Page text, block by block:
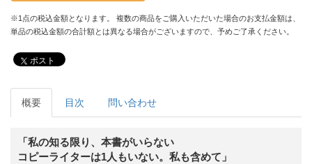
※1点の税込金額となります。 複数の商品をご購入いただいた場合のお支払金額は、
単品の税込金額の合計額とは異なる場合がございますので、予めご了承ください。
ポスト
概要 目次 問い合わせ
「私の知る限り、本書がいらない
コピーライターは1人もいない。私も含めて」